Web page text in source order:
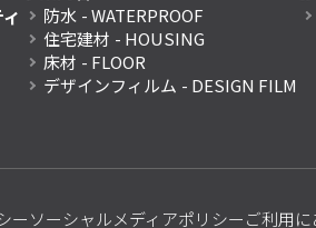
防水 - WATERPROOF
住宅建材 - HOUSING
床材 - FLOOR
デザインフィルム - DESIGN FILM
ーソーシャルメディアポリシーご利用